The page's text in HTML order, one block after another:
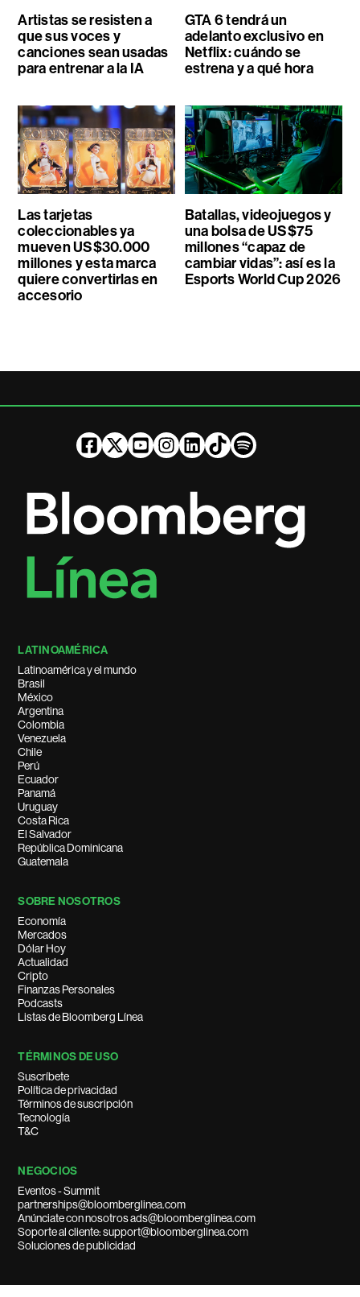
Artistas se resisten a
que sus voces y
canciones sean usadas
para entrenar a la IA
GTA 6 tendrá un
adelanto exclusivo en
Netflix: cuándo se
estrena y a qué hora
Las tarjetas
coleccionables ya
mueven US$30.000
millones y esta marca
quiere convertirlas en
accesorio
Batallas, videojuegos y
una bolsa de US$75
millones “capaz de
cambiar vidas”: así es la
Esports World Cup 2026
LATINOAMÉRICA
Latinoamérica y el mundo
Brasil
México
Argentina
Colombia
Venezuela
Chile
Perú
Ecuador
Panamá
Uruguay
Costa Rica
El Salvador
República Dominicana
Guatemala
SOBRE NOSOTROS
Economía
Mercados
Dólar Hoy
Actualidad
Cripto
Finanzas Personales
Podcasts
Listas de Bloomberg Línea
TÉRMINOS DE USO
Suscríbete
Política de privacidad
Términos de suscripción
Tecnología
T&C
NEGOCIOS
Eventos - Summit
partnerships@bloomberglinea.com
Anúnciate con nosotros ads@bloomberglinea.com
Soporte al cliente: support@bloomberglinea.com
Soluciones de publicidad